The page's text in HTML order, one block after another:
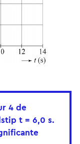
4 de
t = 6,0 s.